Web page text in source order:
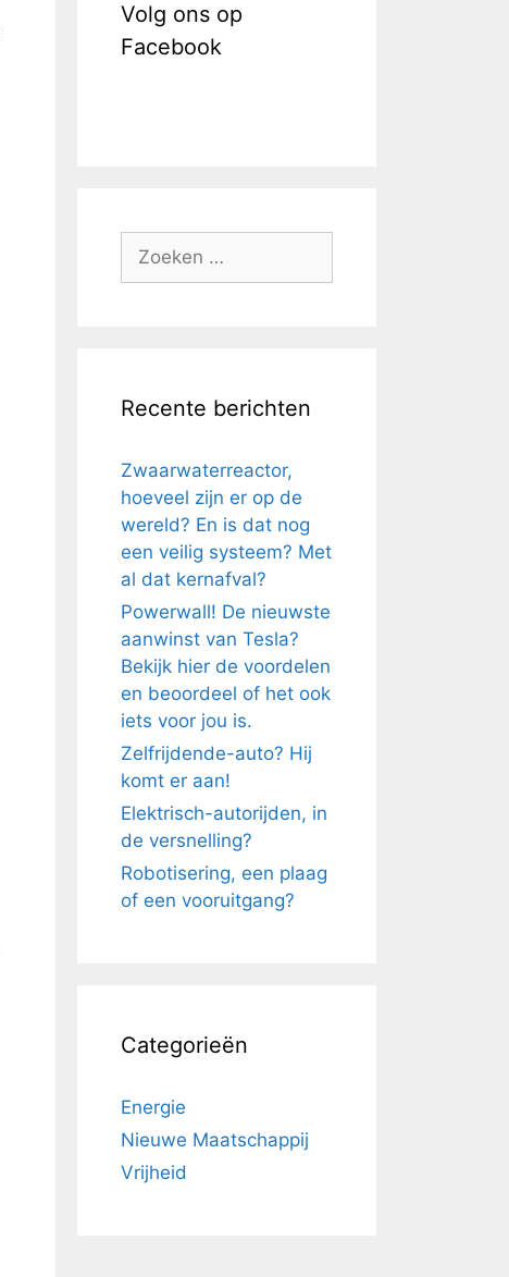
Volg ons op
Facebook
Zoek
Recente berichten
Zwaarwaterreactor,
hoeveel zijn er op de
wereld? En is dat nog
een veilig systeem? Met
al dat kernafval?
Powerwall! De nieuwste
aanwinst van Tesla?
Bekijk hier de voordelen
en beoordeel of het ook
iets voor jou is.
Zelfrijdende-auto? Hij
komt er aan!
Elektrisch-autorijden, in
de versnelling?
Robotisering, een plaag
of een vooruitgang?
Categorieën
Energie
Nieuwe Maatschappij
Vrijheid